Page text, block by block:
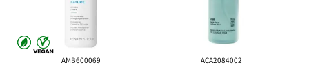
AMB600069 ACA2084002